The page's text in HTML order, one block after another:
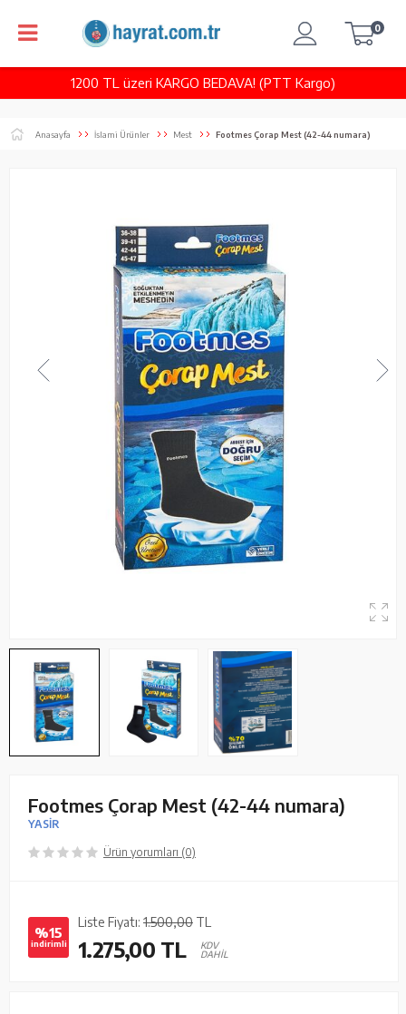
1200 TL üzeri KARGO BEDAVA! (PTT Kargo)
0
Anasayfa İslami Ürünler Mest Footmes Çorap Mest (42-44 numara)
Footmes Çorap Mest (42-44 numara)
YASİR
Ürün yorumları (0)
%15
indirimli
Liste Fiyatı: 1.500,00 TL
1.275,00 TL
KDV
DAHİL